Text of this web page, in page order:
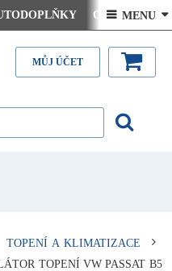
Ceny doručení
Články - návody Kontakt
 MENU 
MŮJ ÚČET
TOPENÍ A KLIMATIZACE
TOPENÍ VW PASSAT B5